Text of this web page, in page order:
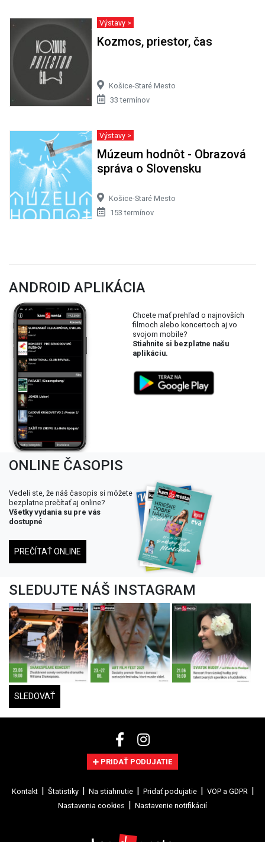
Výstavy >
Kozmos, priestor, čas
Košice-Staré Mesto
33 termínov
Výstavy >
Múzeum hodnôt - Obrazová
správa o Slovensku
Košice-Staré Mesto
153 termínov
ANDROID APLIKÁCIA
Chcete mať prehľad o najnovších
filmoch alebo koncertoch aj vo
svojom mobile?
Stiahnite si bezplatne našu
aplikáciu.
ONLINE ČASOPIS
Vedeli ste, že náš časopis si môžete
bezplatne prečítať aj online?
Všetky vydania su pre vás
dostupné
PREČÍTAŤ ONLINE
SLEDUJTE NÁŠ INSTAGRAM
SLEDOVAŤ
PRIDAŤ PODUJATIE
Kontakt Štatistiky Na stiahnutie Pridať podujatie
VOP a GDPR
Nastavenia cookies
Nastavenie notifikácií